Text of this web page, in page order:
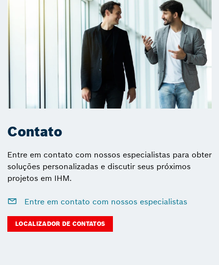
Contato
Entre em contato com nossos especialistas para obter
soluções personalizadas e discutir seus próximos
projetos em IHM.
Entre em contato com nossos especialistas
LOCALIZADOR DE CONTATOS